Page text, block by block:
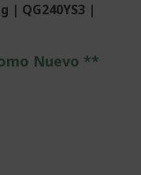
| QG240YS3 |
Nuevo **